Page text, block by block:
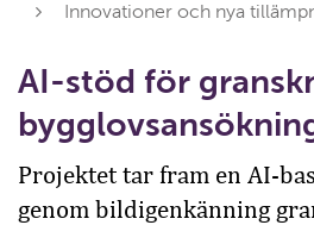
Innovationer och nya
AI-stöd för
Projektet tar fram en AI-
genom bildigenkänning